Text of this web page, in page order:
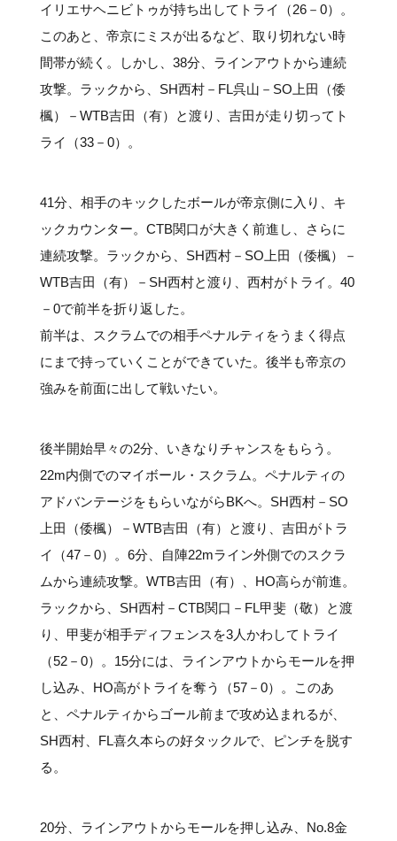
イリエサヘニビトゥが持ち出してトライ（26－0）。
このあと、帝京にミスが出るなど、取り切れない時
間帯が続く。しかし、38分、ラインアウトから連続
攻撃。ラックから、SH西村－FL呉山－SO上田（倭
楓）－WTB吉田（有）と渡り、吉田が走り切ってト
ライ（33－0）。
41分、相手のキックしたボールが帝京側に入り、キ
ックカウンター。CTB関口が大きく前進し、さらに
連続攻撃。ラックから、SH西村－SO上田（倭楓）－
WTB吉田（有）－SH西村と渡り、西村がトライ。40
－0で前半を折り返した。
前半は、スクラムでの相手ペナルティをうまく得点
にまで持っていくことができていた。後半も帝京の
強みを前面に出して戦いたい。
後半開始早々の2分、いきなりチャンスをもらう。
22m内側でのマイボール・スクラム。ペナルティの
アドバンテージをもらいながらBKへ。SH西村－SO
上田（倭楓）－WTB吉田（有）と渡り、吉田がトラ
イ（47－0）。6分、自陣22mライン外側でのスクラ
ムから連続攻撃。WTB吉田（有）、HO高らが前進。
ラックから、SH西村－CTB関口－FL甲斐（敬）と渡
り、甲斐が相手ディフェンスを3人かわしてトライ
（52－0）。15分には、ラインアウトからモールを押
し込み、HO高がトライを奪う（57－0）。このあ
と、ペナルティからゴール前まで攻め込まれるが、
SH西村、FL喜久本らの好タックルで、ピンチを脱す
る。
20分、ラインアウトからモールを押し込み、No.8金